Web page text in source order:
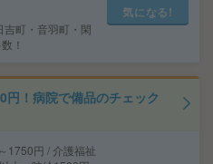
吉町・音羽町・閑
！
気になる!
円！病院で備品のチェック
1750円 / 介護福祉